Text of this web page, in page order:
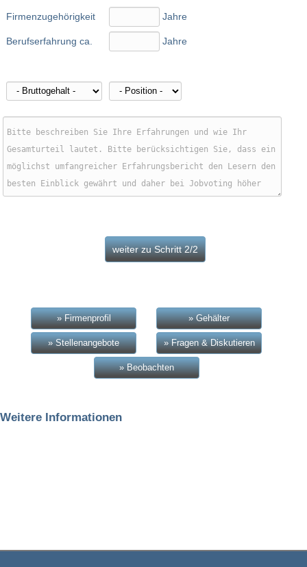
Firmenzugehörigkeit
Berufserfahrung ca.
Jahre
Jahre
» Firmenprofil » Gehälter
» Stellenangebote » Fragen & Diskutieren
» Beobachten
Weitere Informationen